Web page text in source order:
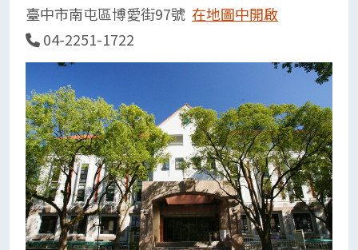
臺中市南屯區博愛街97號 在地圖中開啟
04-2251-1722